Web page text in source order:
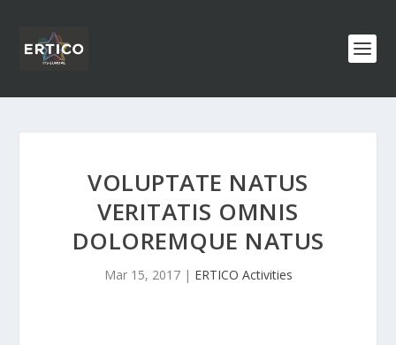
VOLUPTATE NATUS
VERITATIS OMNIS
DOLOREMQUE NATUS
Mar 15, 2017| ERTICO Activities